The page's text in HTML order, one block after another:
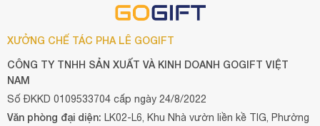
XƯỞNG CHẾ TÁC PHA LÊ GOGIFT
CÔNG TY TNHH SẢN XUẤT VÀ KINH DOANH GOGIFT VIỆT
NAM
Số ĐKKD 0109533704 cấp ngày 24/8/2022
Văn phòng đại diện: LK02-L6, Khu Nhà vườn liền kề TIG, Phường